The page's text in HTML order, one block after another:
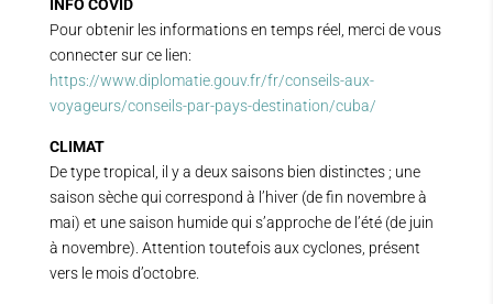
INFO COVID
Pour obtenir les informations en temps réel, merci de vous
connecter sur ce lien:
https://www.diplomatie.gouv.fr/fr/conseils-aux-
voyageurs/conseils-par-pays-destination/cuba/
CLIMAT
De type tropical, il y a deux saisons bien distinctes ; une
saison sèche qui correspond à l’hiver (de fin novembre à
mai) et une saison humide qui s’approche de l’été (de juin
à novembre). Attention toutefois aux cyclones, présent
vers le mois d’octobre.